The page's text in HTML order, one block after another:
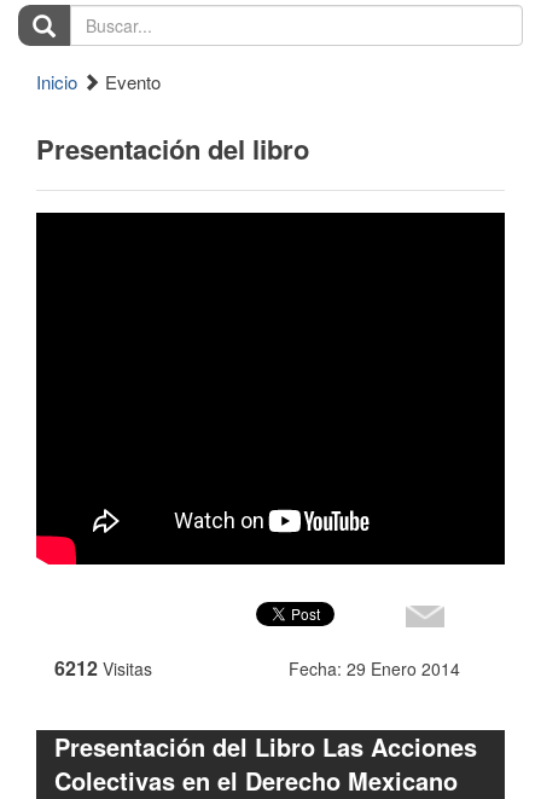
Buscar...
Inicio Evento
Presentación del libro
6212 Visitas Fecha: 29 Enero 2014
Presentación del Libro Las Acciones
Colectivas en el Derecho Mexicano